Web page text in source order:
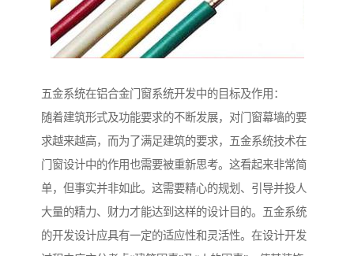
五金系统在铝合金门窗系统开发中的目标及作用：
随着建筑形式及功能要求的不断发展，对门窗幕墙的要
求越来越高，而为了满足建筑的要求，五金系统技术在
门窗设计中的作用也需要被重新思考。这看起来非常简
单，但事实并非如此。这需要精心的规划、引导并投人
大量的精力、财力才能达到这样的设计目的。五金系统
的开发设计应具有一定的适应性和灵活性。在设计开发